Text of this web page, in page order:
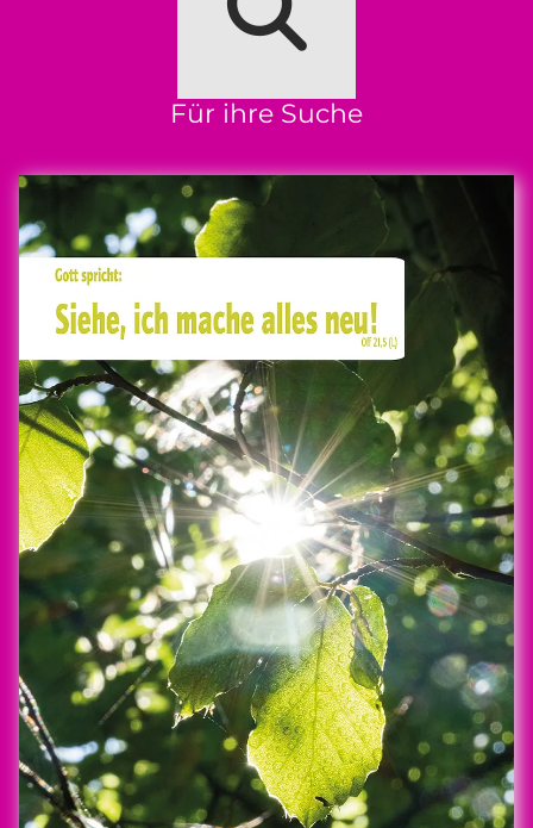
Für ihre Suche